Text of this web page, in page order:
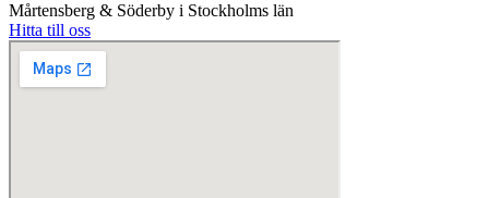
Mårtensberg & Söderby i Stockholms län
Hitta till oss